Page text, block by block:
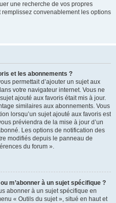
une recherche de vos propres
convenablement les options
et les abonnements ?
permettait d’ajouter un sujet aux
votre navigateur internet. Vous ne
ajouté aux favoris était mis à jour.
similaires aux abonnements. Vous
lorsqu’un sujet ajouté aux favoris est
préviendra de la mise à jour d’un
Les options de notification des
modifiés depuis le panneau de
du forum ».
m’abonner à un sujet spécifique ?
abonner à un sujet spécifique en
« Outils du sujet », situé en haut et